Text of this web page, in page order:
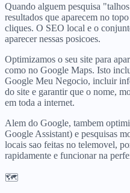
Quando alguem pesquisa
resultados que aparecem no
cliques. O SEO local e o
aparecer nessas posicoes.
Optimizamos o seu site para
como no Google Maps. Isto
Google Meu Negocio, incluir
do site e garantir que o nome,
em toda a internet.
Alem do Google, tambem
Google Assistant) e pesquisas
locais sao feitas no telemovel,
rapidamente e funcionar na
🗺️